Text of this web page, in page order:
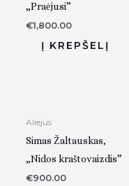
„Praėjusi”
€1,800.00
Aliejus
Simas Žaltauskas,
„Nidos kraštovaizdis”
€900.00